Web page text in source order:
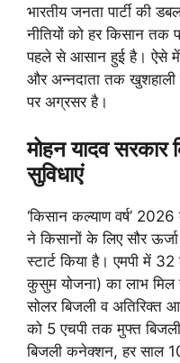
भारतीय जनता पार्टी की
नीतियों को हर किसान तक
पहले से आसान हुई है। ऐसे में
और अन्नदाता तक खुशहाली
पर अग्रसर है।
मोहन यादव सरकार
सुविधाएं
‘किसान कल्याण वर्ष’
ने किसानों के लिए सौर
स्टार्ट किया है। एमपी में
कुसुम योजना) का लाभ मिल
सोलर बिजली व अतिरिक्त
को 5 एचपी तक मुफ्त
बिजली कनेक्शन, हर साल